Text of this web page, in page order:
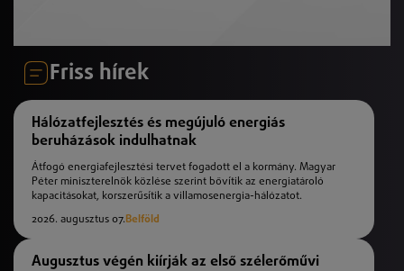
Friss hírek
Hálózatfejlesztés és megújuló energiás
beruházások indulhatnak
Átfogó energiafejlesztési tervet fogadott el a kormány. Magyar
Péter miniszterelnök közlése szerint bővítik az energiatároló
kapacitásokat, korszerűsítik a villamosenergia-hálózatot.
2026. augusztus 07.Belföld
Augusztus végén kiírják az első szélerőművi